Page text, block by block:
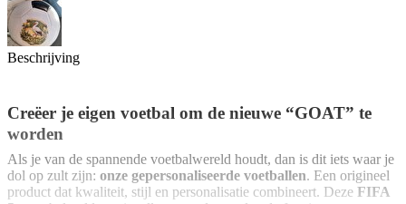
Beschrijving
Creëer je eigen voetbal om de nieuwe “GOAT” te
worden
Als je van de spannende voetbalwereld houdt, dan is dit iets waar je
dol op zult zijn: onze gepersonaliseerde voetballen. Een origineel
product dat kwaliteit, stijl en personalisatie combineert. Deze FIFA